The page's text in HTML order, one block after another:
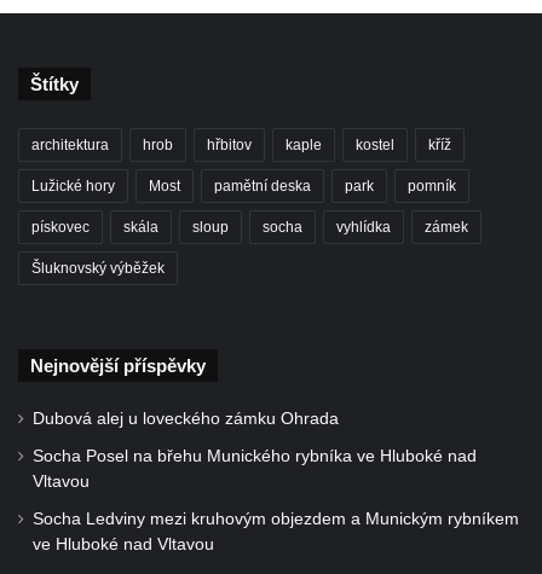
Socha Marse na nádvoří zámku v
Socha svatého Prokopa u kostela
Zvěstování Panny Marie v Duchcově
Socha Hoch vytahující si trn z paty v Knížecí
Socha Walthera von der Vogelweide v
Busta Bedřicha Smetany v sadech B.
Smetany v Duchcově
Busta Ludwiga van Beethovena v sadech
B. Smetany v Duchcově
Štítky
architektura hrob hřbitov kaple kostel kříž
Lužické hory Most pamětní deska park pomník
pískovec skála sloup socha vyhlídka zámek
Šluknovský výběžek
Nejnovější příspěvky
Dubová alej u loveckého zámku Ohrada
Socha Posel na břehu Munického rybníka ve Hluboké nad
Vltavou
Socha Ledviny mezi kruhovým objezdem a Munickým rybníkem
ve Hluboké nad Vltavou